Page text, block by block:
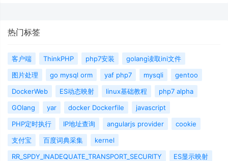
热门标签
客户端 ThinkPHP php7安装
golang读取ini文件
图片处理
go mysql orm yaf php7 mysqli
gentoo
DockerWeb
ES动态映射 linux基础教程
php7 alpha
GOlang
yar docker Dockerfile
javascript
PHP定时执行
IP地址查询 angularjs provider
cookie
支付宝
百度词典采集
kernel
RR_SPDY_INADEQUATE_TRANSPORT_SECURITY
ES显示映射